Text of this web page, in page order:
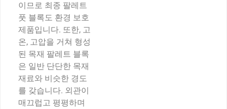
이므로 최종 팔레트
풋 블록도 환경 보호
제품입니다. 또한, 고
온, 고압을 거쳐 형성
된 목재 팔레트 블록
은 일반 단단한 목재
재료와 비슷한 경도
를 갖습니다. 외관이
매끄럽고 평평하며